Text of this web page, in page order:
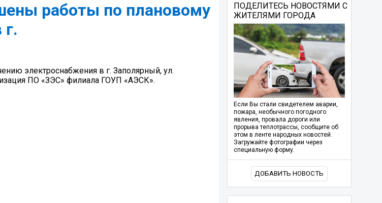
работы по плановому
электроснабжения в г. Заполярный, ул.
ПО «ЗЭС» филиала ГОУП «АЭСК».
ПОДЕЛИТЕСЬ НОВОСТЯМИ С
ЖИТЕЛЯМИ ГОРОДА
Если Вы стали свидетелем аварии,
пожара, необычного погодного
явления, провала дороги или
прорыва теплотрассы, сообщите об
этом в ленте народных новостей.
Загружайте фотографии через
специальную форму.
ДОБАВИТЬ НОВОСТЬ